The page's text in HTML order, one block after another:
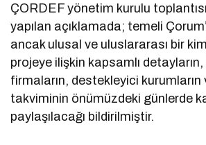
ÇORDEF yönetim kurulu
yapılan açıklamada; temeli
ancak ulusal ve uluslararası bir
projeye ilişkin kapsamlı detayların,
firmaların, destekleyici kurumların
takviminin önümüzdeki günlerde
paylaşılacağı bildirilmiştir.